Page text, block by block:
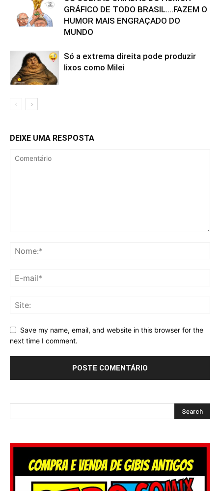
GRÁFICO DE TODO BRASIL….FAZEM O
HUMOR MAIS ENGRAÇADO DO
MUNDO
Só a extrema direita pode produzir
lixos como Milei
DEIXE UMA RESPOSTA
Save my name, email, and website in this browser for the
next time I comment.